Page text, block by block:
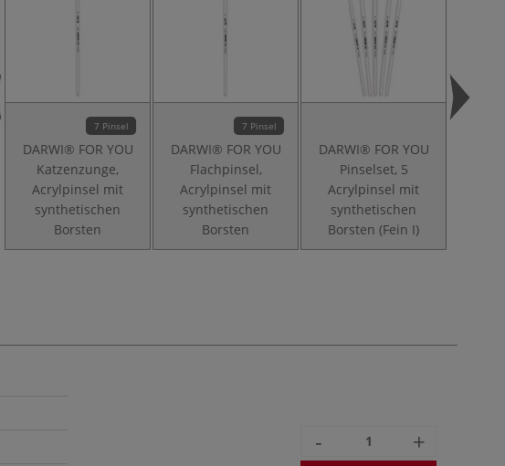
7 Pinsel
DARWI® FOR YOU
Katzenzunge,
Acrylpinsel mit
synthetischen
Borsten
7 Pinsel
DARWI® FOR YOU
Flachpinsel,
Acrylpinsel mit
synthetischen
Borsten
DARWI® FOR YOU
Pinselset, 5
Acrylpinsel mit
synthetischen
Borsten (Fein I)
- +